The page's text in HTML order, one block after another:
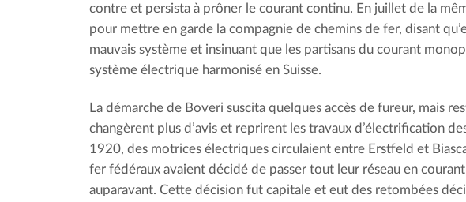
contre et persista à prôner le courant continu. En juillet de la
pour mettre en garde la compagnie de chemins de fer, disant
mauvais système et insinuant que les partisans du courant
système électrique harmonisé en Suisse.
La démarche de Boveri suscita quelques accès de fureur, mais
changèrent plus d’avis et reprirent les travaux d’électrification
1920, des motrices électriques circulaient entre Erstfeld et
fer fédéraux avaient décidé de passer tout leur réseau en
auparavant. Cette décision fut capitale et eut des retombées